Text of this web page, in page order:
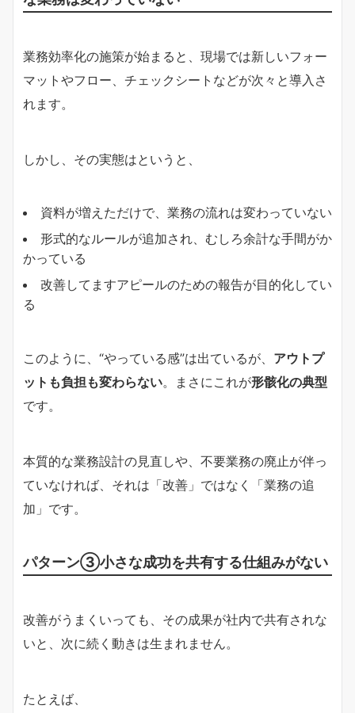
業務効率化の施策が始まると、現場では新しいフォー
マットやフロー、チェックシートなどが次々と導入さ
れます。
しかし、その実態はというと、
資料が増えただけで、業務の流れは変わっていない
形式的なルールが追加され、むしろ余計な手間がか
かっている
改善してますアピールのための報告が目的化してい
る
このように、“やっている感”は出ているが、 アウトプ
ットも負担も変わらない。まさにこれが形骸化の典型
です。
本質的な業務設計の見直しや、不要業務の廃止が伴っ
ていなければ、それは「改善」ではなく「業務の追
加」です。
パターン③小さな成功を共有する仕組みがない
改善がうまくいっても、その成果が社内で共有されな
いと、次に続く動きは生まれません。
たとえば、